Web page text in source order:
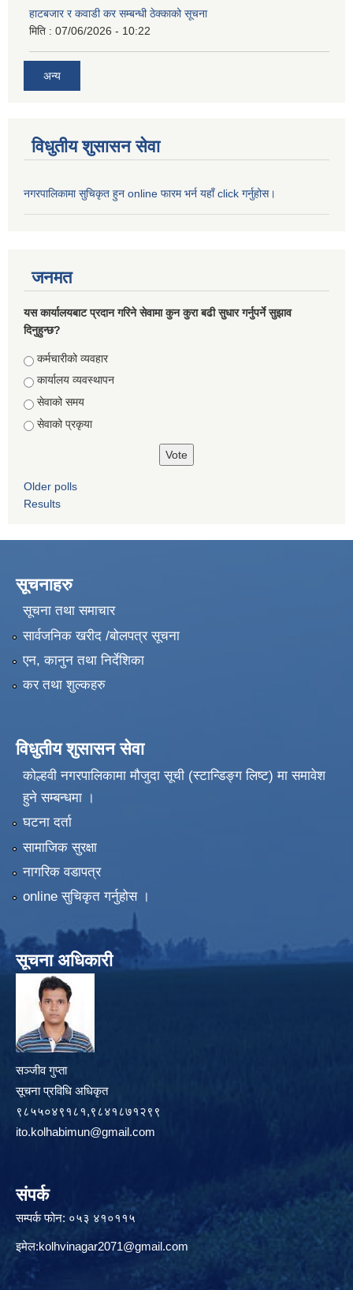
हाटबजार र कवाडी कर सम्बन्धी ठेक्काको सूचना
मिति : 07/06/2026 - 10:22
अन्य
विधुतीय शुसासन सेवा
नगरपालिकामा सुचिकृत हुन online फारम भर्न यहाँ click गर्नुहोस।
जनमत
यस कार्यालयबाट प्रदान गरिने सेवामा कुन कुरा बढी सुधार गर्नुपर्ने सुझाव
दिनुहुन्छ?
Choices
कर्मचारीको व्यवहार
कार्यालय व्यवस्थापन
सेवाको समय
सेवाको प्रकृया
Older polls
Results
सूचनाहरु
सूचना तथा समाचार
सार्वजनिक खरीद /बोलपत्र सूचना
एन, कानुन तथा निर्देशिका
कर तथा शुल्कहरु
विधुतीय शुसासन सेवा
कोल्हवी नगरपालिकामा मौजुदा सूची (स्टान्डिङ्ग लिष्ट) मा समावेश
हुने सम्बन्धमा ।
घटना दर्ता
सामाजिक सुरक्षा
नागरिक वडापत्र
online सुचिकृत गर्नुहोस ।
सूचना अधिकारी
सञ्जीव गुप्ता
सूचना प्रविधि अधिकृत
९८५५०४९१८१,९८४१८७१२९९
ito.kolhabimun@gmail.com
संपर्क
सम्पर्क फोन: ०५३ ४१०११५
इमेल:kolhvinagar2071@gmail.com